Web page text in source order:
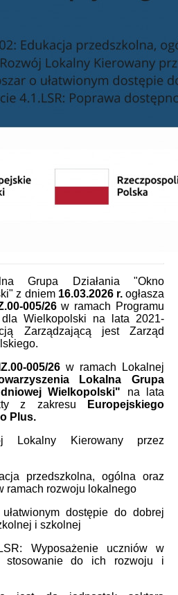
Grupa Działania "Okno
z dniem 16.03.2026 r.ogłasza
005/26w ramach Programu
dla Wielkopolski na lata 2021-
Zarządzającą jest Zarząd
005/26 w ramach Lokalnej
Lokalna Grupa
Wielkopolski" na lata
z zakresu
Europejskiego
Plus.
Lokalny Kierowany przez
przedszkolna, ogólna oraz
ramach rozwoju lokalnego
dostępie do dobrej
i szkolnej
Wyposażenie uczniów w
stosowanie do ich rozwoju i